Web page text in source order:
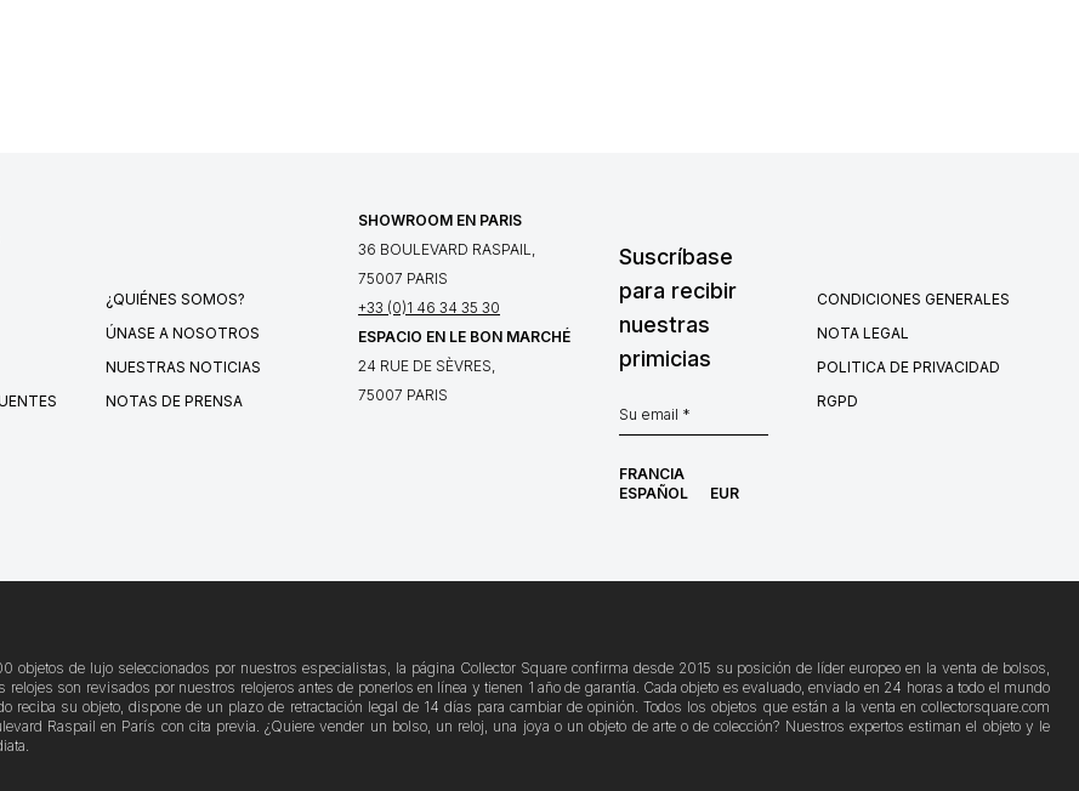
Suscríbase
para recibir
nuestras
primicias
¿QUIÉNES SOMOS?
ÚNASE A NOSOTROS
NUESTRAS NOTICIAS
NOTAS DE PRENSA
CONDICIONES GENERALES
NOTA LEGAL
POLITICA DE PRIVACIDAD
RGPD
SHOWROOM EN PARIS
36 BOULEVARD RASPAIL,
75007 PARIS
+33 (0)1 46 34 35 30
ESPACIO EN LE BON MARCHÉ
24 RUE DE SÈVRES,
75007 PARIS
FRANCIA
ESPAÑOL
EUR
objetos de lujo seleccionados por nuestros especialistas, la página Collector Square confirma desde 2015 su posición de líder europeo en la venta de bolsos,
son revisados por nuestros relojeros antes de ponerlos en línea y tienen 1 año de garantía. Cada objeto es evaluado, enviado en 24 horas a todo el mundo
reciba su objeto, dispone de un plazo de retractación legal de 14 días para cambiar de opinión. Todos los objetos que están a la venta en collectorsquare.com
Raspail en París con cita previa. ¿Quiere vender un bolso, un reloj, una joya o un objeto de arte o de colección? Nuestros expertos estiman el objeto y le